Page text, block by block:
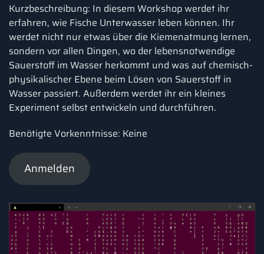
Kurzbeschreibung: In diesem Workshop werdet ihr
erfahren, wie Fische Unterwasser leben können. Ihr
werdet nicht nur etwas über die Kiemenatmung lernen,
sondern vor allen Dingen, wo der lebensnotwendige
Sauerstoff im Wasser herkommt und was auf chemisch-
physikalischer Ebene beim Lösen von Sauerstoff in
Wasser passiert. Außerdem werdet ihr ein kleines
Experiment selbst entwickeln und durchführen.
Benötigte Vorkenntnisse: Keine
Anmelden